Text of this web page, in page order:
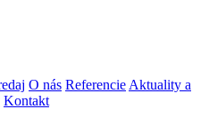
O nás Referencie Aktuality a
Kontakt